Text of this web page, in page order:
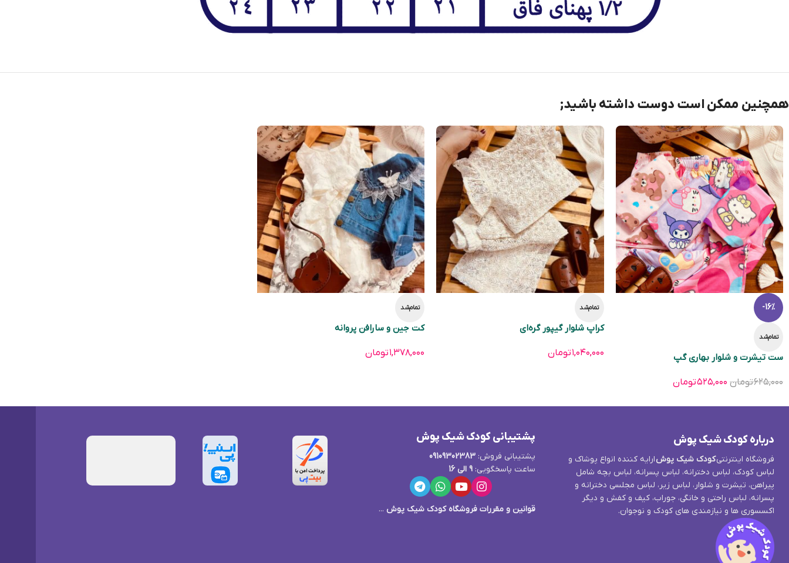
همچنین ممکن است دوست داشته باشید;
-16%
تمام‌شد
ست تیشرت و شلوار بهاری گپ
۶۲۵,۰۰۰تومان ۵۲۵,۰۰۰تومان
تمام‌شد
کراپ شلوار گیپور گره‌ای
۱,۰۴۰,۰۰۰تومان
تمام‌شد
کت جین و سارافن پروانه
۱,۳۷۸,۰۰۰تومان
درباره کودک شیک پوش
فروشگاه اینترنتیکودک شیک پوشارایه کننده انواع پوشاک و
لباس کودک، لباس دخترانه، لباس پسرانه، لباس بچه شامل
پیراهن، تیشرت و شلوار، لباس زیر، لباس مجلسی دخترانه و
پسرانه، لباس راحتی و خانگی، جوراب، کیف و کفش و دیگر
اکسسوری ها و نیازمندی های کودک و نوجوان.
پشتیبانی کودک شیک پوش
پشتیبانی فروش:09109302383
ساعت پاسخگویی:9 الی 16
قوانین و مقررات فروشگاه کودک شیک پوش ...